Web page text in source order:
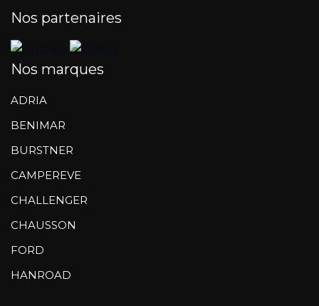
Nos partenaires
Nos marques
ADRIA
BENIMAR
BURSTNER
CAMPEREVE
CHALLENGER
CHAUSSON
FORD
HANROAD